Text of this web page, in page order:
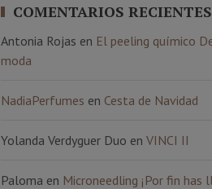
COMENTARIOS RECIENTES
Antonia Rojas en El peeling químico
moda
NadiaPerfumes en Cesta de Navidad
Yolanda Verdyguer Duo en VINCI II
Paloma en Microneedling ¡Por fin has